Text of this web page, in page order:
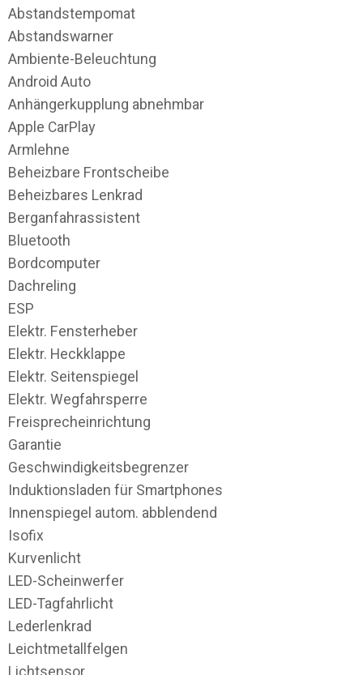
Abstandstempomat
Abstandswarner
Ambiente-Beleuchtung
Android Auto
Anhängerkupplung abnehmbar
Apple CarPlay
Armlehne
Beheizbare Frontscheibe
Beheizbares Lenkrad
Berganfahrassistent
Bluetooth
Bordcomputer
Dachreling
ESP
Elektr. Fensterheber
Elektr. Heckklappe
Elektr. Seitenspiegel
Elektr. Wegfahrsperre
Freisprecheinrichtung
Garantie
Geschwindigkeitsbegrenzer
Induktionsladen für Smartphones
Innenspiegel autom. abblendend
Isofix
Kurvenlicht
LED-Scheinwerfer
LED-Tagfahrlicht
Lederlenkrad
Leichtmetallfelgen